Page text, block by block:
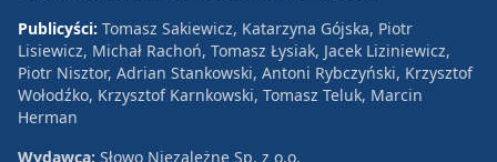
Publicyści: Tomasz Sakiewicz, Katarzyna Gójska, Piotr
Lisiewicz, Michał Rachoń, Tomasz Łysiak, Jacek Liziniewicz,
Piotr Nisztor, Adrian Stankowski, Antoni Rybczyński, Krzysztof
Wołodźko, Krzysztof Karnkowski, Tomasz Teluk, Marcin
Herman
Wydawca: Słowo Niezależne Sp. z o.o.